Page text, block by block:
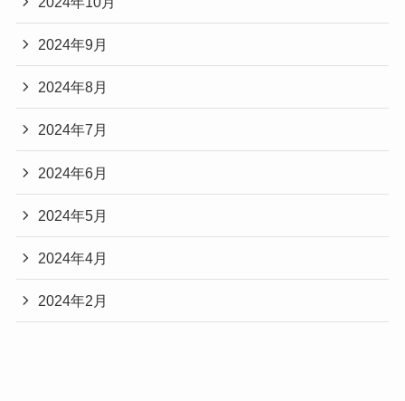
2024年9月
2024年8月
2024年7月
2024年6月
2024年5月
2024年4月
2024年2月